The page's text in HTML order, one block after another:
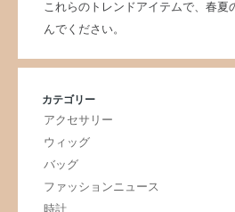
これらのトレンドアイテムで、春夏
んでください。
カテゴリー
アクセサリー
ウィッグ
バッグ
ファッションニュース
時計